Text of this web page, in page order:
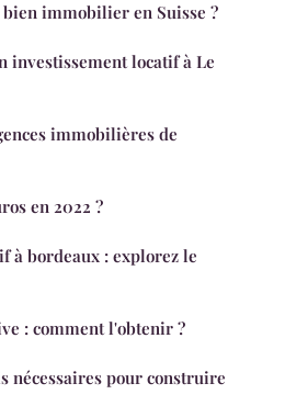
immobilier en Suisse ?
investissement locatif à Le
immobilières de
en 2022 ?
à bordeaux : explorez le
: comment l'obtenir ?
nécessaires pour construire